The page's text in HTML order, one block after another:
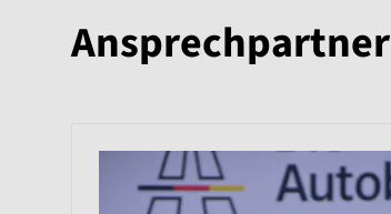
Ansprechpartner